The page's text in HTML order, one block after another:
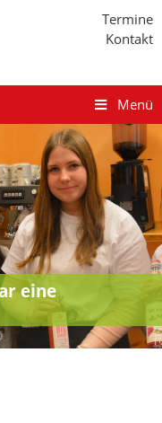
Termine
Kontakt
Menü
eine
die Region